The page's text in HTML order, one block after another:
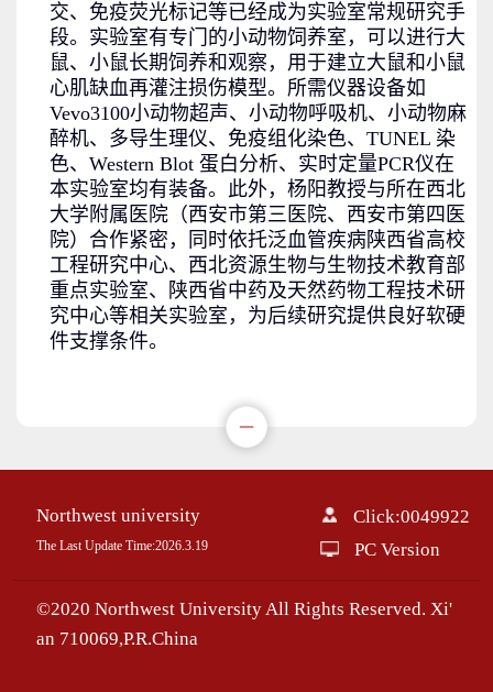
交、免疫荧光标记等已经成为实验室常规研究手
段。实验室有专门的小动物饲养室，可以进行大
鼠、小鼠长期饲养和观察，用于建立大鼠和小鼠
心肌缺血再灌注损伤模型。所需仪器设备如
Vevo3100小动物超声、小动物呼吸机、小动物麻
醉机、多导生理仪、免疫组化染色、TUNEL 染
色、Western Blot 蛋白分析、实时定量PCR仪在
本实验室均有装备。此外，杨阳教授与所在西北
大学附属医院（西安市第三医院、西安市第四医
院）合作紧密，同时依托泛血管疾病陕西省高校
工程研究中心、西北资源生物与生物技术教育部
重点实验室、陕西省中药及天然药物工程技术研
究中心等相关实验室，为后续研究提供良好软硬
件支撑条件。
Northwest university
The Last Update Time:2026.3.19
Click:0049922
PC Version
©2020 Northwest University All Rights Reserved. Xi'
an 710069,P.R.China